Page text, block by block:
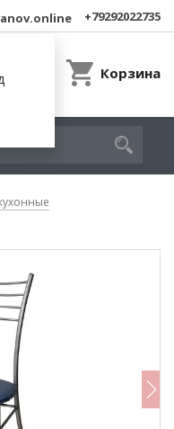
+79292022735
Корзина